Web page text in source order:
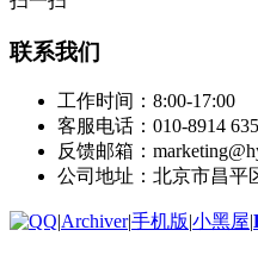
联系我们
工作时间：8:00-17:00
客服电话：010-8914
反馈邮箱：
公司地址：北京市昌平
|Archiver|手机版|小黑屋|